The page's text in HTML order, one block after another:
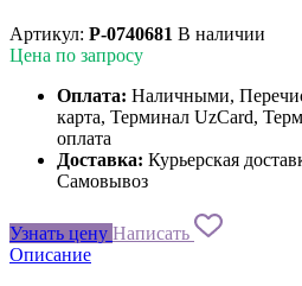
Артикул: P-0740681 В наличии
Цена по запросу
Оплата: Наличными,
карта, Терминал UzCard,
оплата
Доставка: Курьерская
Самовывоз
Узнать цену Написать
Описание